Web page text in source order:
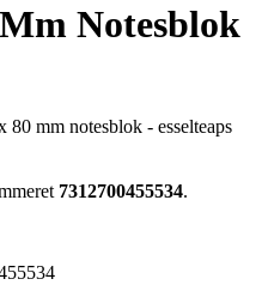
Notesblok
mm notesblok - esselteaps
7312700455534.